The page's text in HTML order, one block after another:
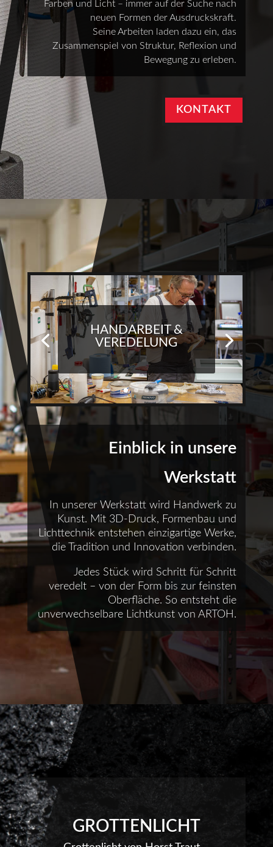
Farben und Licht – immer auf der Suche nach
neuen Formen der Ausdruckskraft.
Seine Arbeiten laden dazu ein, das
Zusammenspiel von Struktur, Reflexion und
Bewegung zu erleben.
KONTAKT
HANDARBEIT &
VEREDELUNG
Einblick in unsere
Werkstatt
In unserer Werkstatt wird Handwerk zu
Kunst. Mit 3D-Druck, Formenbau und
Lichttechnik entstehen einzigartige Werke,
die Tradition und Innovation verbinden.
Jedes Stück wird Schritt für Schritt
veredelt – von der Form bis zur feinsten
Oberfläche. So entsteht die
unverwechselbare Lichtkunst von ARTOH.
GROTTENLICHT